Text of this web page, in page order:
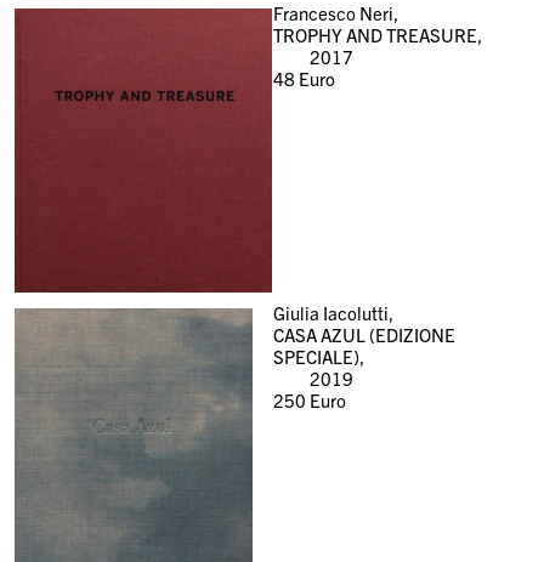
Francesco Neri,
TROPHY AND TREASURE,
2017
48Euro
Giulia Iacolutti,
CASA AZUL (EDIZIONE
SPECIALE),
2019
250 Euro